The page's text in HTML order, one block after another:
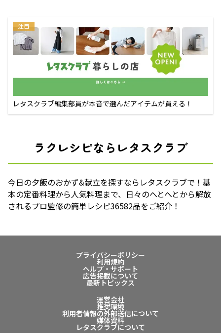
注目
レタスクラブ編集部員が本音で選んだアイテムが買える！
ラクレシピならレタスクラブ
今日の夕飯のおかず&献立を探すならレタスクラブで！基
本の定番料理から人気料理まで、日々のへとへとから解放
されるプロ監修の簡単レシピ36582品をご紹介！
プライバシーポリシー
利用規約
ヘルプ・サポート
広告掲載について
最新トピックス
運営会社
推奨環境
利用者情報の外部送信について
媒体資料
レタスクラブについて